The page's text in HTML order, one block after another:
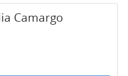
Camargo